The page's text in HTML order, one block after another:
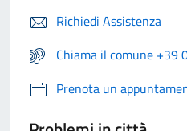
Richiedi Assistenza
Chiama il comune +39
Prenota un